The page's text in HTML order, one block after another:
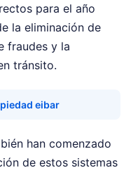
para el año
la eliminación de
fraudes y la
tránsito.
eibar
han comenzado
de estos sistemas